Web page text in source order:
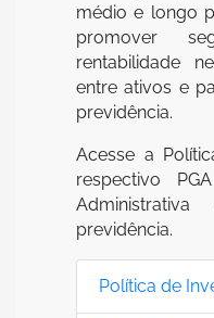
médio e longo
promover
rentabilidade
entre ativos e
previdência.
Acesse a
respectivo
previdência.
Política de